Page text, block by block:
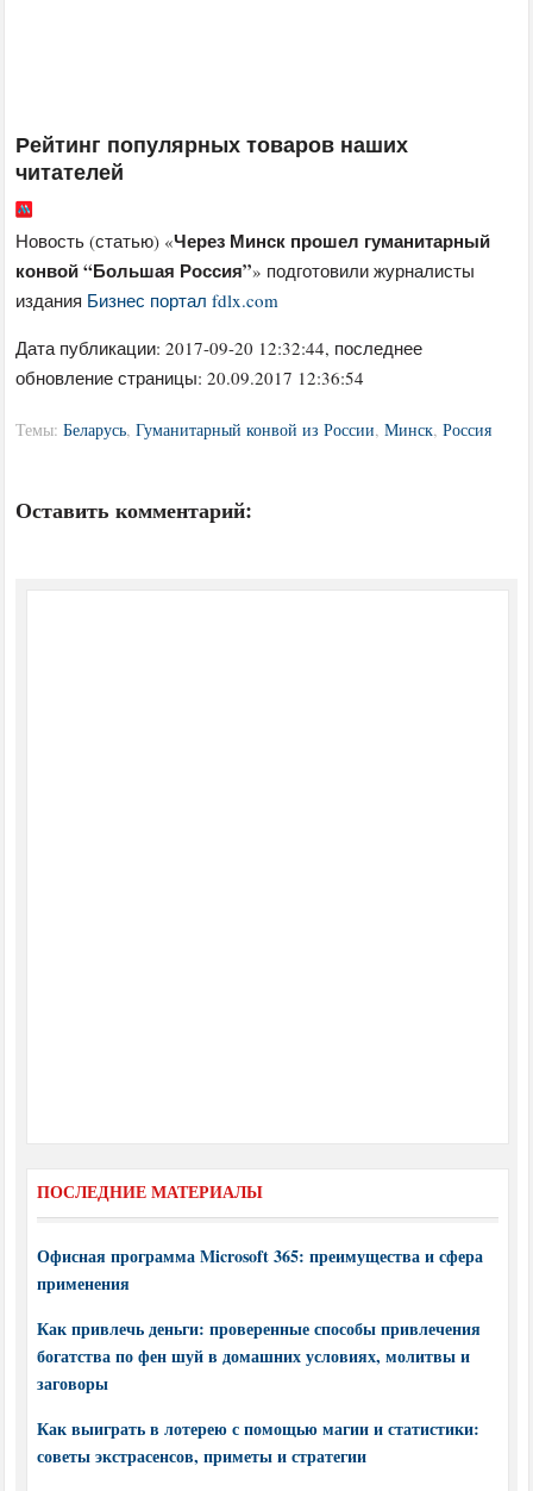
Рейтинг популярных товаров наших
читателей
Новость (статью) «Через Минск прошел гуманитарный
конвой “Большая Россия”» подготовили журналисты
издания Бизнес портал fdlx.com
Дата публикации:2017-09-20 12:32:44, последнее
обновление страницы: 20.09.2017 12:36:54
Темы:Беларусь,Гуманитарный конвой из России,Минск,Россия
Оставить комментарий:
ПОСЛЕДНИЕ МАТЕРИАЛЫ
Офисная программа Microsoft 365: преимущества и сфера
применения
Как привлечь деньги: проверенные способы привлечения
богатства по фен шуй в домашних условиях, молитвы и
заговоры
Как выиграть в лотерею с помощью магии и статистики:
советы экстрасенсов, приметы и стратегии